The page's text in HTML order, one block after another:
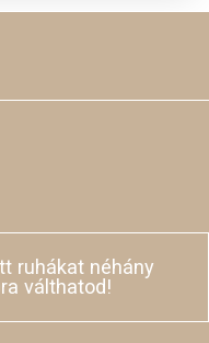
ruhákat néhány
válthatod!